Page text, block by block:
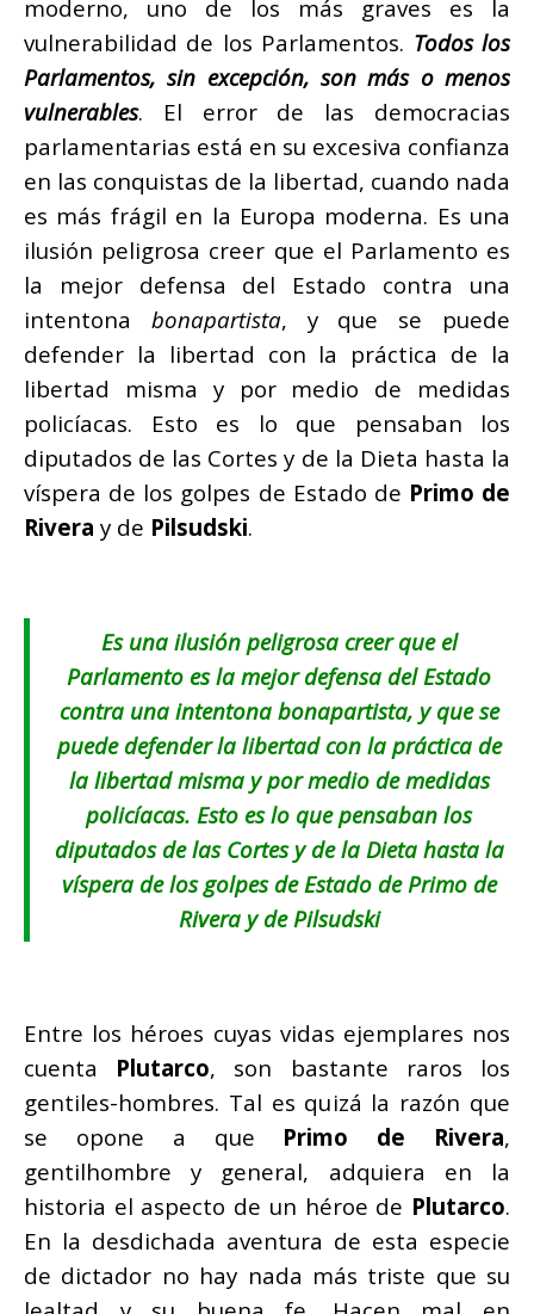
moderno, uno de los más graves es la
vulnerabilidad de los Parlamentos. Todos los
Parlamentos, sin excepción, son más o menos
vulnerables. El error de las democracias
parlamentarias está en su excesiva confianza
en las conquistas de la libertad, cuando nada
es más frágil en la Europa moderna. Es una
ilusión peligrosa creer que el Parlamento es
la mejor defensa del Estado contra una
intentona bonapartista, y que se puede
defender la libertad con la práctica de la
libertad misma y por medio de medidas
policíacas. Esto es lo que pensaban los
diputados de las Cortes y de la Dieta hasta la
víspera de los golpes de Estado de Primo de
Rivera y de Pilsudski.
Es una ilusión peligrosa creer que el
Parlamento es la mejor defensa del Estado
contra una intentona bonapartista, y que se
puede defender la libertad con la práctica de
la libertad misma y por medio de medidas
policíacas. Esto es lo que pensaban los
diputados de las Cortes y de la Dieta hasta la
víspera de los golpes de Estado de Primo de
Rivera y de Pilsudski
Entre los héroes cuyas vidas ejemplares nos
cuenta Plutarco, son bastante raros los
gentiles-hombres. Tal es quizá la razón que
se opone a que Primo de Rivera,
gentilhombre y general, adquiera en la
historia el aspecto de un héroe de Plutarco.
En la desdichada aventura de esta especie
de dictador no hay nada más triste que su